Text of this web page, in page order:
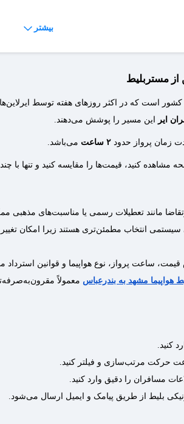
و نیازی به پرینت آن نیست. بااین‌حال، بهتر است
می‌شود و هزینه‌های مربوط به کنسلی با توجه
بیشتر
از مستربلیط
است که در اکثر روزهای هفته توسط
ایر این مسیر را پوشش می‌دهند.
زمان پرواز حدود ۲ ساعت می‌باشد.
کنید، قیمت‌ها را مقایسه کنید و تنها با
مانند تعطیلات رسمی یا مناسبت‌های
سیستمی انتخاب مطمئن‌تری هستند زیرا امکان
ساعت پرواز، نوع هواپیما و قوانین استرداد
هواپیما مشهد به بندرعباس معمولاً
کنید.
حرکت مرتب‌سازی و فیلتر کنید.
مسافران را دقیق وارد کنید.
بلیط از طریق پیامک و ایمیل ارسال می‌شود.